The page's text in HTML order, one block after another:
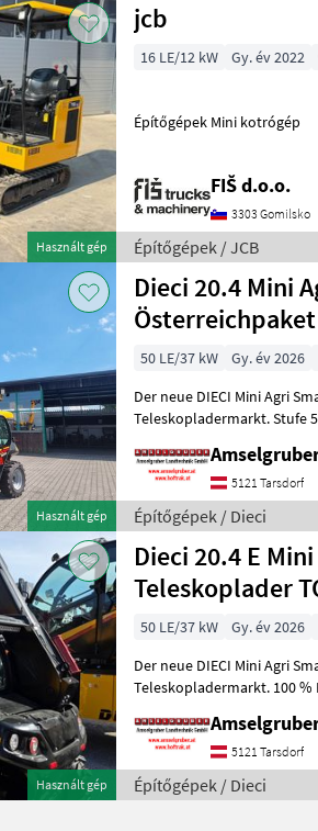
Használt gép
jcb
16 LE/12 kW Gy. év 2022
Építőgépek Mini kotrógép
FIŠ d.o.o.
3303 Gomilsko
Építőgépek / JCB
Használt gép
Dieci 20.4 Mini
Österreichpaket
50 LE/37 kW Gy. év 2026
Der neue DIECI Mini Agri
Teleskopladermarkt. Stufe
5121 Tarsdorf
Építőgépek / Dieci
Használt gép
Dieci 20.4 E
Teleskoplader
50 LE/37 kW Gy. év 2026
Der neue DIECI Mini Agri
Teleskopladermarkt. 100
5121 Tarsdorf
Építőgépek / Dieci